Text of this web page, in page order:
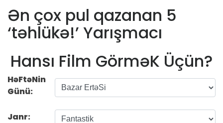
Ən çox pul qazanan 5
‘təhlükə!’ Yarışmacı
Hansı Film GörməK Üçün?
HəFtəNin
Günü:
Janr: